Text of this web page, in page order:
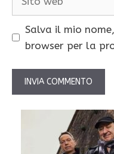
Salva il mio
browser per la